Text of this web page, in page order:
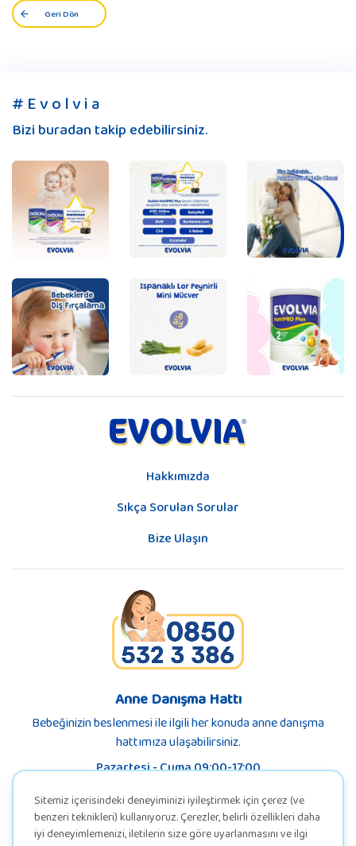
Geri Dön
# E v o l v i a
Bizi buradan takip edebilirsiniz.
Hakkımızda
Sıkça Sorulan Sorular
Bize Ulaşın
Anne Danışma Hattı
Bebeğinizin beslenmesi ile ilgili her konuda anne danışma
hattımıza ulaşabilirsiniz.
Pazartesi - Cuma 09:00-17:00
Sitemiz içerisindeki deneyiminizi iyileştirmek için çerez (ve
benzeri teknikleri) kullanıyoruz. Çerezler, belirli özellikleri daha
iyi deneyimlemenizi, iletilerin size göre uyarlanmasını ve ilgi